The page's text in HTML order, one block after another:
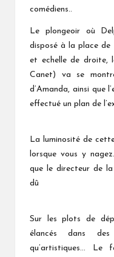
comédiens..
Le plongeoir où
disposé à la place de
et echelle de droite,
Canet) va se
d’Amanda, ainsi que
effectué un plan de
La luminosité de
lorsque vous y
que le directeur de
dû
Sur les plots de
élancés dans des
qu’artistiques… Le